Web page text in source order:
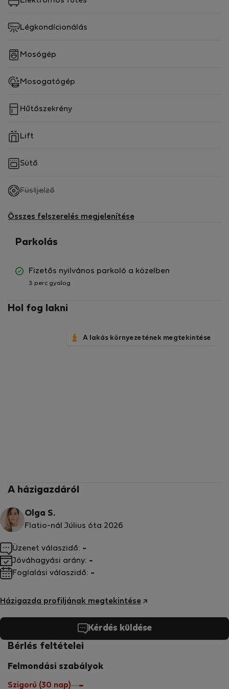
lakóövezetben, az Assembleia da República és a
Légkondícionálás
Mosógép
Mosogatógép
Hűtőszekrény
Lift
Sütő
Füstjelző,
elérhető
Összes felszerelés megjelenítése
Parkolás
Fizetős nyilvános parkoló a közelben
3 perc gyalog
Hol fog lakni
A lakás környezetének megtekintése
A házigazdáról
Olga S.
Flatio-nál Július óta 2026
Házigazda profiljának megtekintése
Üzenet válaszidő: -
Jóváhagyási arány: -
Foglalási válaszidő: -
Kérdés küldése
Bérlés feltételei
Felmondási szabályok
Szigorú (30 nap)